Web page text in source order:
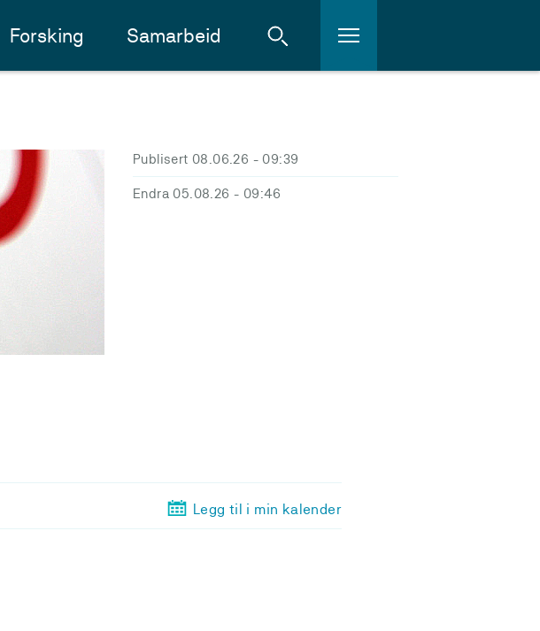
Forsking Samarbeid
Publisert 08.06.26 - 09:39
Endra 05.08.26 - 09:46
Legg til i min kalender